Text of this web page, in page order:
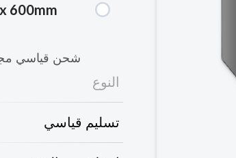
600mm
شحن قياسي
النوع
تسليم قياسي